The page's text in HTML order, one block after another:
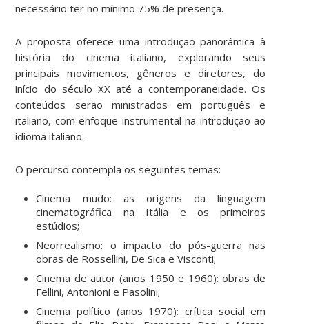
necessário ter no mínimo 75% de presença.
A proposta oferece uma introdução panorâmica à
história do cinema italiano, explorando seus
principais movimentos, gêneros e diretores, do
início do século XX até a contemporaneidade. Os
conteúdos serão ministrados em português e
italiano, com enfoque instrumental na introdução ao
idioma italiano.
O percurso contempla os seguintes temas:
Cinema mudo: as origens da linguagem
cinematográfica na Itália e os primeiros
estúdios;
Neorrealismo: o impacto do pós-guerra nas
obras de Rossellini, De Sica e Visconti;
Cinema de autor (anos 1950 e 1960): obras de
Fellini, Antonioni e Pasolini;
Cinema político (anos 1970): crítica social em